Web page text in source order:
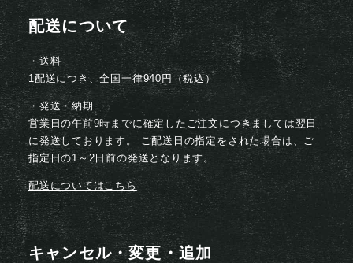
配送について
・送料
1配送につき、全国一律940円（税込）
・発送・納期
営業日の午前9時までに確定したご注文につきましては翌日
に発送しております。 ご配送日の指定をされた場合は、ご
指定日の1～2日前の発送となります。
配送についてはこちら
キャンセル・変更・追加